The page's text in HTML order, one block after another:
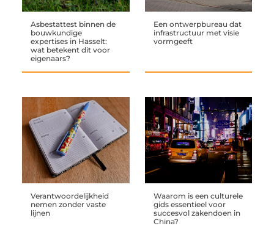
Asbestattest binnen de
bouwkundige
expertises in Hasselt:
wat betekent dit voor
eigenaars?
Een ontwerpbureau dat
infrastructuur met visie
vormgeeft
Verantwoordelijkheid
nemen zonder vaste
lijnen
Waarom is een culturele
gids essentieel voor
succesvol zakendoen in
China?